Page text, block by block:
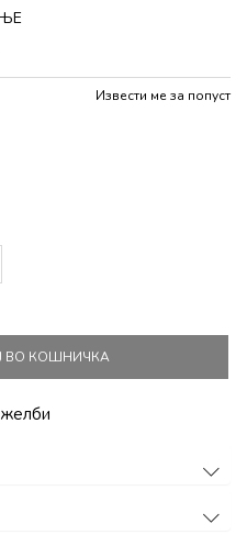
Извести ме за попуст
ВО КОШНИЧКА
желби